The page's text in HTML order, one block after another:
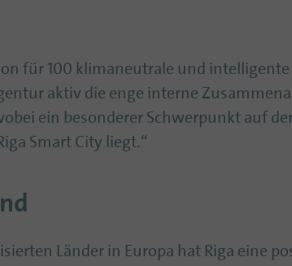
für 100 klimaneutrale und intelligente
aktiv die enge interne
ein besonderer Schwerpunkt auf
Smart City liegt.“
Länder in Europa hat Riga eine